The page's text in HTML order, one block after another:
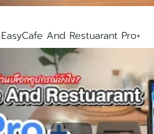
EasyCafe And Restuarant Pro+